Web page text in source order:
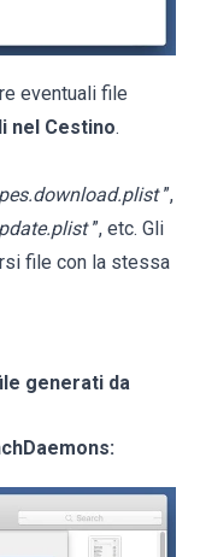
eventuali file
nel Cestino.
”,
”, etc. Gli
file con la stessa
generati da
: